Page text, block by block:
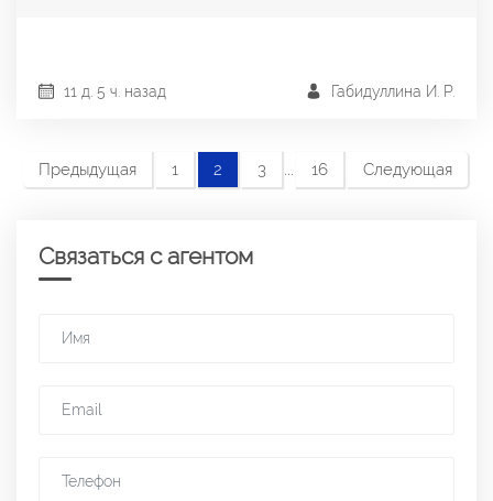
Габидуллина И. Р.
11 д. 5 ч. назад
Предыдущая 1 2 3 ... 16 Следующая
Связаться с агентом